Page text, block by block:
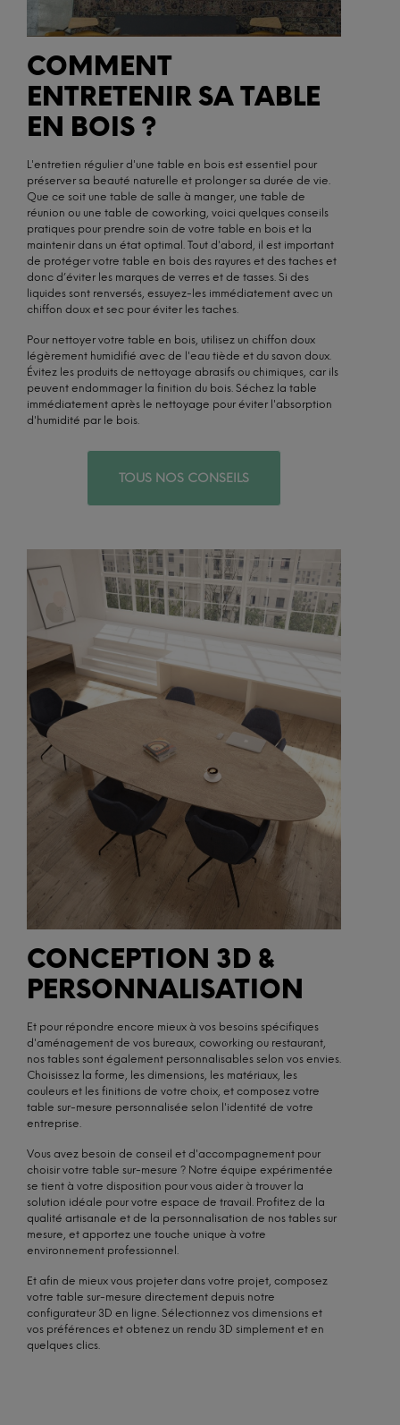
COMMENT
ENTRETENIR SA TABLE
EN BOIS ?
L'entretien régulier d'une table en bois est essentiel pour
préserver sa beauté naturelle et prolonger sa durée de vie.
Que ce soit une table de salle à manger, une table de
réunion ou une table de coworking, voici quelques conseils
pratiques pour prendre soin de votre table en bois et la
maintenir dans un état optimal. Tout d'abord, il est important
de protéger votre table en bois des rayures et des taches et
donc d’éviter les marques de verres et de tasses. Si des
liquides sont renversés, essuyez-les immédiatement avec un
chiffon doux et sec pour éviter les taches.
Pour nettoyer votre table en bois, utilisez un chiffon doux
légèrement humidifié avec de l'eau tiède et du savon doux.
Évitez les produits de nettoyage abrasifs ou chimiques, car ils
peuvent endommager la finition du bois. Séchez la table
immédiatement après le nettoyage pour éviter l'absorption
d'humidité par le bois.
TOUS NOS CONSEILS
CONCEPTION 3D &
PERSONNALISATION
Et pour répondre encore mieux à vos besoins spécifiques
d'aménagement de vos bureaux, coworking ou restaurant,
nos tables sont également personnalisables selon vos envies.
Choisissez la forme, les dimensions, les matériaux, les
couleurs et les finitions de votre choix, et composez votre
table sur-mesure personnalisée selon l'identité de votre
entreprise.
Vous avez besoin de conseil et d'accompagnement pour
choisir votre table sur-mesure ? Notre équipe expérimentée
se tient à votre disposition pour vous aider à trouver la
solution idéale pour votre espace de travail. Profitez de la
qualité artisanale et de la personnalisation de nos tables sur
mesure, et apportez une touche unique à votre
environnement professionnel.
Et afin de mieux vous projeter dans votre projet, composez
votre table sur-mesure directement depuis notre
configurateur 3D en ligne. Sélectionnez vos dimensions et
vos préférences et obtenez un rendu 3D simplement et en
quelques clics.